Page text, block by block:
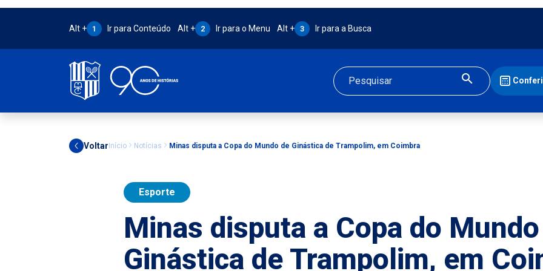
1 2 3
Buscar
Voltar Início Notícias Minas disputa a Copa do Mundo de Ginástica de Trampolim, em Coimbra
Esporte
Minas disputa a Copa do
Ginástica de Trampolim, em